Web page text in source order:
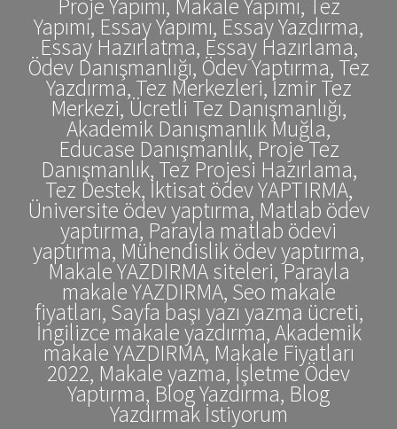
Proje Yapımı, Makale Yapımı, Tez
Yapımı, Essay Yapımı, Essay Yazdırma,
Essay Hazırlatma, Essay Hazırlama,
Ödev Danışmanlığı, Ödev Yaptırma, Tez
Yazdırma, Tez Merkezleri, İzmir Tez
Merkezi, Ücretli Tez Danışmanlığı,
Akademik Danışmanlık Muğla,
Educase Danışmanlık, Proje Tez
Danışmanlık, Tez Projesi Hazırlama,
Tez Destek, İktisat ödev YAPTIRMA,
Üniversite ödev yaptırma, Matlab ödev
yaptırma, Parayla matlab ödevi
yaptırma, Mühendislik ödev yaptırma,
Makale YAZDIRMA siteleri, Parayla
makale YAZDIRMA, Seo makale
fiyatları, Sayfa başı yazı yazma ücreti,
İngilizce makale yazdırma, Akademik
makale YAZDIRMA, Makale Fiyatları
2022, Makale yazma, İşletme Ödev
Yaptırma, Blog Yazdırma, Blog
Yazdırmak İstiyorum